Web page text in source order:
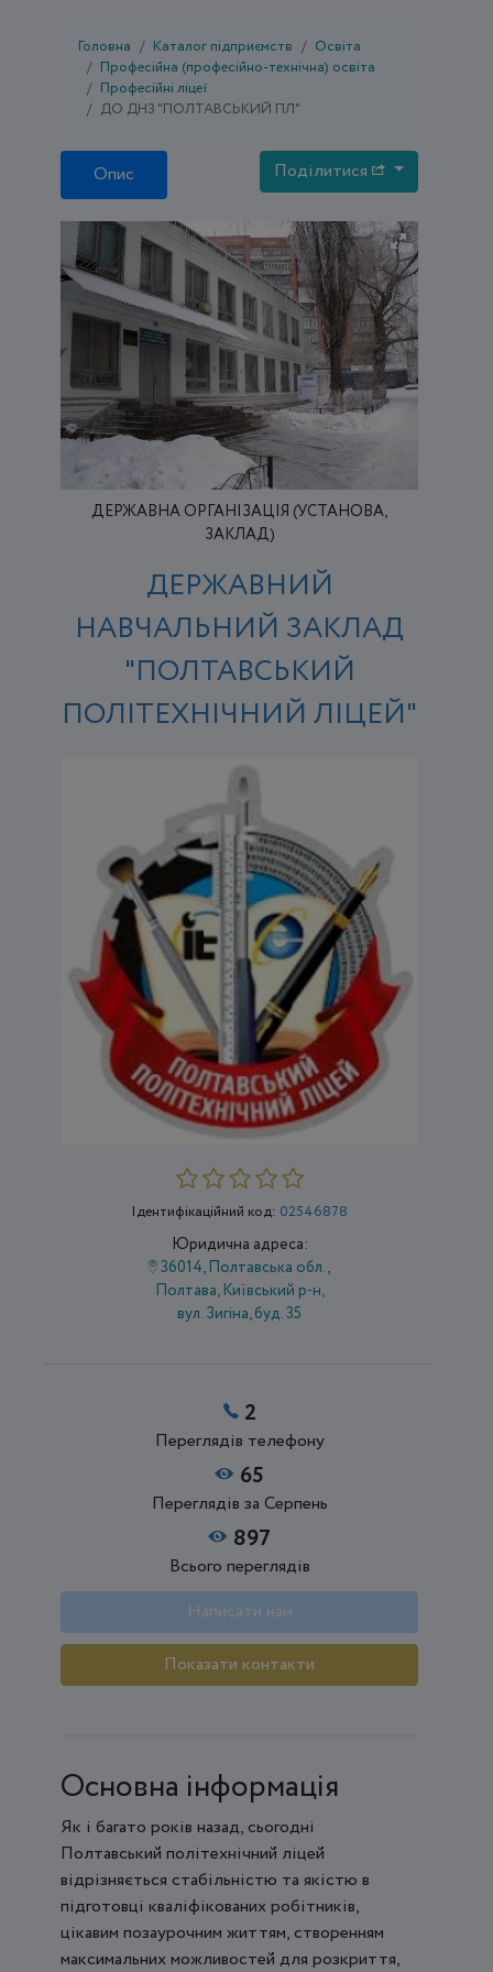
Головна Каталог підприємств
Освіта
Професійна (професійно-технічна) освіта
Професійні ліцеї
ДО ДНЗ "ПОЛТАВСЬКИЙ ПЛ"
Опис Поділитися
ДЕРЖАВНА ОРГАНІЗАЦІЯ (УСТАНОВА,
ЗАКЛАД)
ДЕРЖАВНИЙ
НАВЧАЛЬНИЙ ЗАКЛАД
"ПОЛТАВСЬКИЙ
ПОЛІТЕХНІЧНИЙ ЛІЦЕЙ"
Ідентифікаційний код: 02546878
Юридична адреса:
36014, Полтавська обл.,
Полтава, Київський р-н,
вул. Зигіна, буд. 35
2
Переглядів телефону
65
Переглядів за Серпень
897
Всього переглядів
Написати нам
Показати контакти
Основна інформація
Як і багато років назад, сьогодні
Полтавський політехнічний ліцей
відрізняється стабільністю та якістю в
підготовці кваліфікованих робітників,
цікавим позаурочним життям, створенням
максимальних можливостей для розкриття,